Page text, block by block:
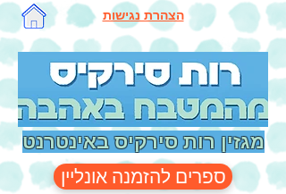
הצהרת נגישות
מגזין רות סירקיס באינטרנט
ספרים להזמנה אונליין